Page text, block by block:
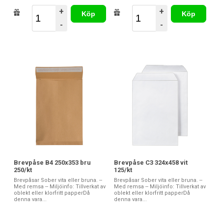
+
-
Köp
+
-
Köp
Brevpåse B4 250x353 bru
250/kt
Brevpåsar Sober vita eller bruna. --
Med remsa -- Miljöinfo: Tillverkat av
oblekt eller klorfritt papperDå
denna vara...
Brevpåse C3 324x458 vit
125/kt
Brevpåsar Sober vita eller bruna. --
Med remsa -- Miljöinfo: Tillverkat av
oblekt eller klorfritt papperDå
denna vara...